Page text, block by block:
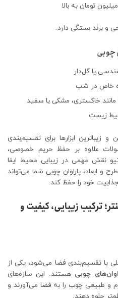
و برند بستگی دارد.
چوبی
یا گل‌دار
مانند خاکستری، مشکی یا سفید
زیست
و زیباترین ابزارها برای تقسیم‌بندی
علاوه بر حفظ حریم خصوصی،
نقش مهمی در زیبایی محیط ایفا
و ابعاد، پاراوان چوبی شما می‌تواند
خود را حفظ کند.
ترکیب زیبایی، کیفیت و
یا تقسیم‌بندی فضا می‌شود، یکی از
چوبی هستند. این سازه‌های
و طبیعی چوب را به فضا می‌آورند و